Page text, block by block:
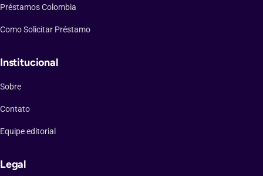
Préstamos Colombia
Como Solicitar Préstamo
Institucional
Sobre
Contato
Equipe editorial
Legal